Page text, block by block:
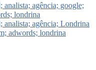
agência; google;
londrina
agência; Londrina
adwords; londrina